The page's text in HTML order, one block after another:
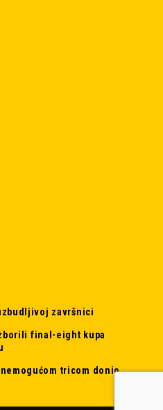
završnici
final-eight kupa
nemogućom tricom donio